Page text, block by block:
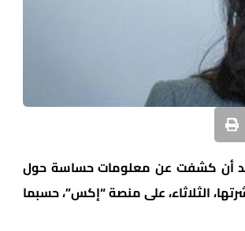
بعد أن كشفت عن معلومات حساسة حول
الثلاثاء، على منصة “إكس”، حسبما